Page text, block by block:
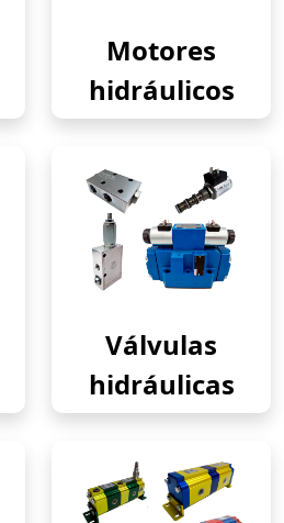
Motores
hidráulicos
Válvulas
hidráulicas